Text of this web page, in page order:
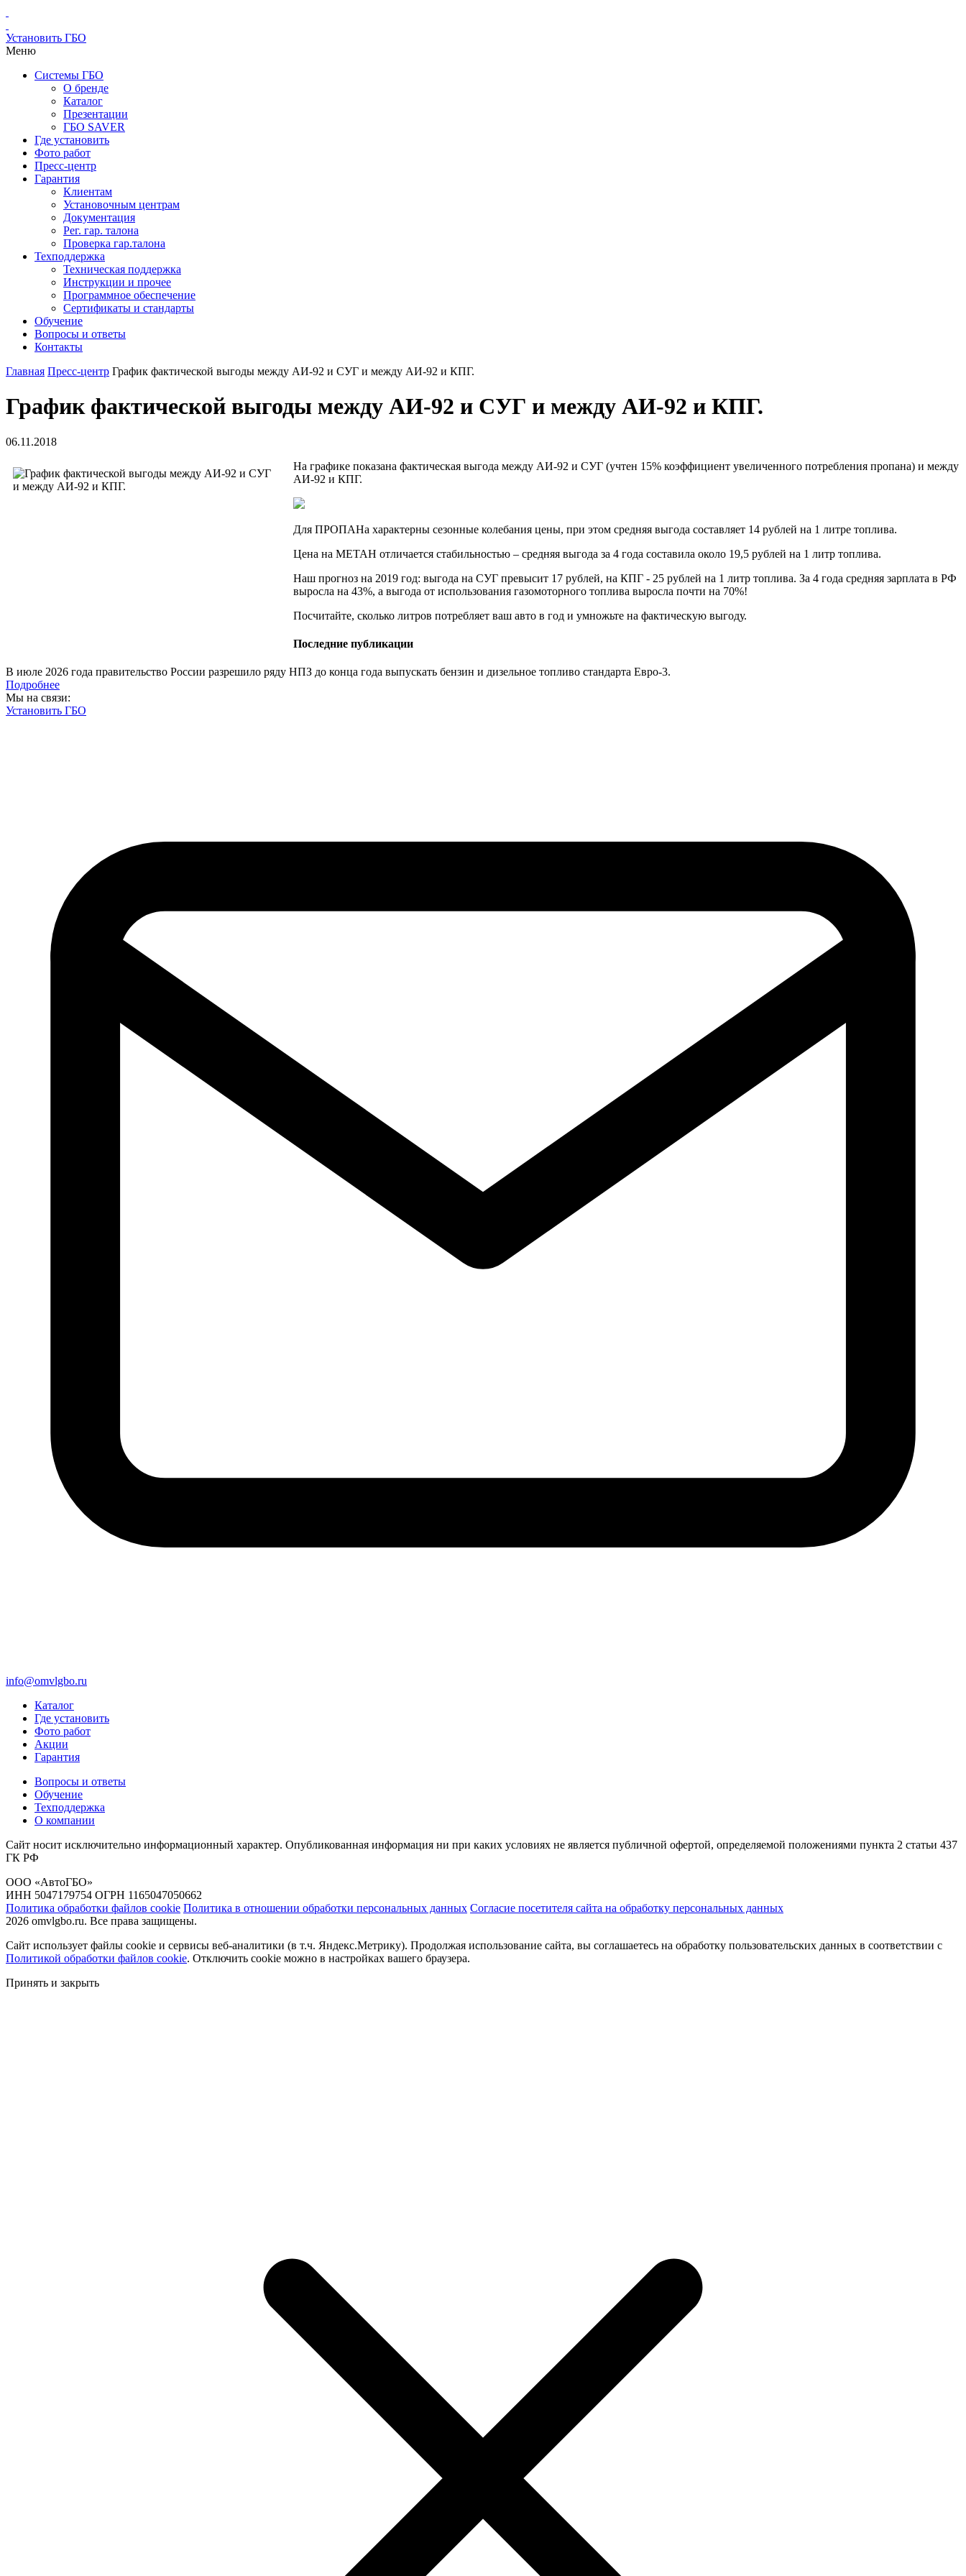
Установить ГБО
Меню
Системы ГБО
О бренде
Каталог
Презентации
ГБО SAVER
Где установить
Фото работ
Пресс-центр
Гарантия
Клиентам
Установочным центрам
Документация
Рег. гар. талона
Проверка гар.талона
Техподдержка
Техническая поддержка
Инструкции и прочее
Программное обеспечение
Сертификаты и стандарты
Обучение
Вопросы и ответы
Контакты
Главная Пресс-центр График фактической выгоды между АИ-92 и СУГ и между АИ-92 и КПГ.
График фактической выгоды между АИ-92 и СУГ и между АИ-92 и КПГ.
06.11.2018
На графике показана фактическая выгода между АИ-92 и СУГ (учтен 15% коэффициент увеличенного потребления пропана) и между
АИ-92 и КПГ.
Для ПРОПАНа характерны сезонные колебания цены, при этом средняя выгода составляет 14 рублей на 1 литре топлива.
Цена на МЕТАН отличается стабильностью – средняя выгода за 4 года составила около 19,5 рублей на 1 литр топлива.
Наш прогноз на 2019 год: выгода на СУГ превысит 17 рублей, на КПГ - 25 рублей на 1 литр топлива. За 4 года средняя зарплата в РФ
выросла на 43%, а выгода от использования газомоторного топлива выросла почти на 70%!
Посчитайте, сколько литров потребляет ваш авто в год и умножьте на фактическую выгоду.
Последние публикации
В июле 2026 года правительство России разрешило ряду НПЗ до конца года выпускать бензин и дизельное топливо стандарта Евро-3.
Подробнее
Мы на связи:
Установить ГБО
info@omvlgbo.ru
Каталог
Где установить
Фото работ
Акции
Гарантия
Вопросы и ответы
Обучение
Техподдержка
О компании
Сайт носит исключительно информационный характер. Опубликованная информация ни при каких условиях не является публичной офертой, определяемой положениями пункта 2 статьи 437
ГК РФ
ООО «АвтоГБО»
ИНН 5047179754 ОГРН 1165047050662
Политика обработки файлов cookie Политика в отношении обработки персональных данных Согласие посетителя сайта на обработку персональных данных
2026 omvlgbo.ru. Все права защищены.
Сайт использует файлы cookie и сервисы веб-аналитики (в т.ч. Яндекс.Метрику). Продолжая использование сайта, вы соглашаетесь на обработку пользовательских данных в соответствии с
Политикой обработки файлов cookie. Отключить cookie можно в настройках вашего браузера.
Принять и закрыть